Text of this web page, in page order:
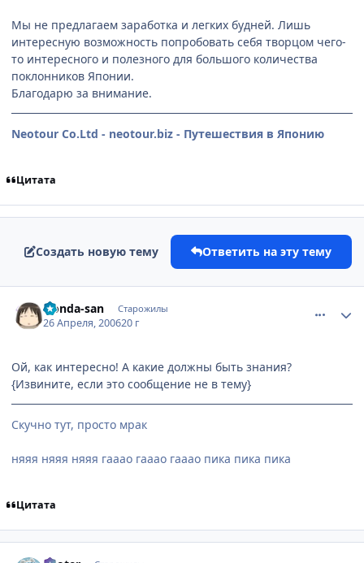
Мы не предлагаем заработка и легких будней. Лишь
интересную возможность попробовать себя творцом чего-
то интересного и полезного для большого количества
поклонников Японии.
Благодарю за внимание.
Neotour Co.Ltd - neotour.biz - Путешествия в Японию
Цитата
Создать новую тему Ответить на эту тему
Honda-san Старожилы
26 Апреля, 200620 г
Ой, как интересно! А какие должны быть знания?
{Извините, если это сообщение не в тему}
Скучно тут, просто мрак
няяя няяя няяя гааао гааао гааао пика пика пика
Цитата